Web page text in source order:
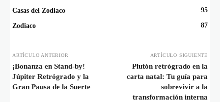
Casas del Zodiaco 95
Zodiaco 87
ARTÍCULO ANTERIOR
¡Bonanza en Stand-by!
Júpiter Retrógrado y la
Gran Pausa de la Suerte
ARTÍCULO SIGUIENTE
Plutón retrógrado en la
carta natal: Tu guía para
sobrevivir a la
transformación interna